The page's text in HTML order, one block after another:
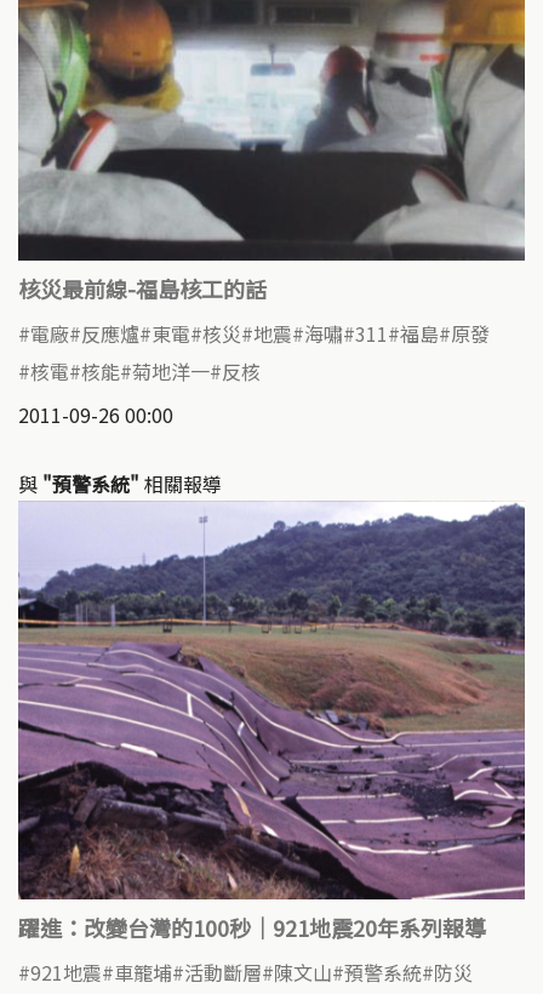
核災最前線-福島核工的話
電廠 反應爐 東電 核災 地震 海嘯 311 福島 原發
核電 核能 菊地洋一 反核
2011-09-26 00:00
與 "預警系統" 相關報導
躍進：改變台灣的100秒｜921地震20年系列報導
921地震 車籠埔 活動斷層 陳文山 預警系統 防災